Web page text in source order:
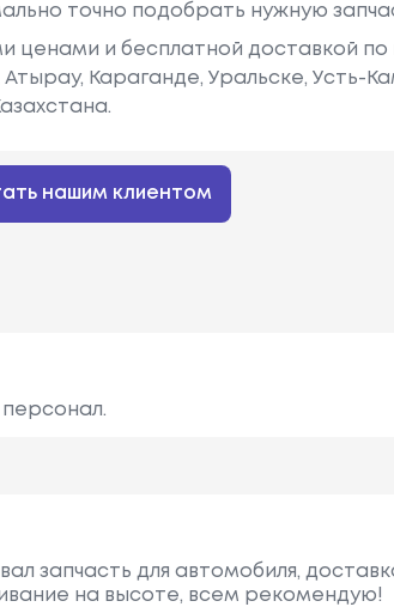
точно подобрать нужную
и бесплатной доставкой по
Караганде, Уральске, Усть-
нашим клиентом
запчасть для автомобиля,
на высоте, всем рекомендую!